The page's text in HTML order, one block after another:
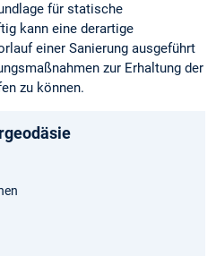
für statische
kann eine derartige
einer Sanierung ausgeführt
zur Erhaltung der
zu können.